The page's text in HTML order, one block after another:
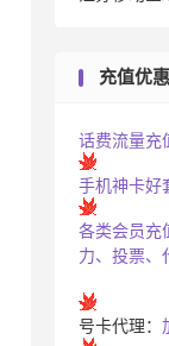
充值优惠
话费流量充
手机神卡好
各类会员充
力、投票、
号卡代理：